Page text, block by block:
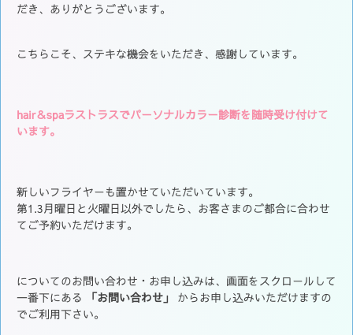
だき、ありがとうございます。
こちらこそ、ステキな機会をいただき、感謝しています。
hair＆spaラストラスでパーソナルカラー診断を随時受け付けて
います。
新しいフライヤーも置かせていただいています。
第1.3月曜日と火曜日以外でしたら、お客さまのご都合に合わせ
てご予約いただけます。
についてのお問い合わせ・お申し込みは、画面をスクロールして
一番下にある
「お問い合わせ」
からお申し込みいただけますの
でご利用下さい。